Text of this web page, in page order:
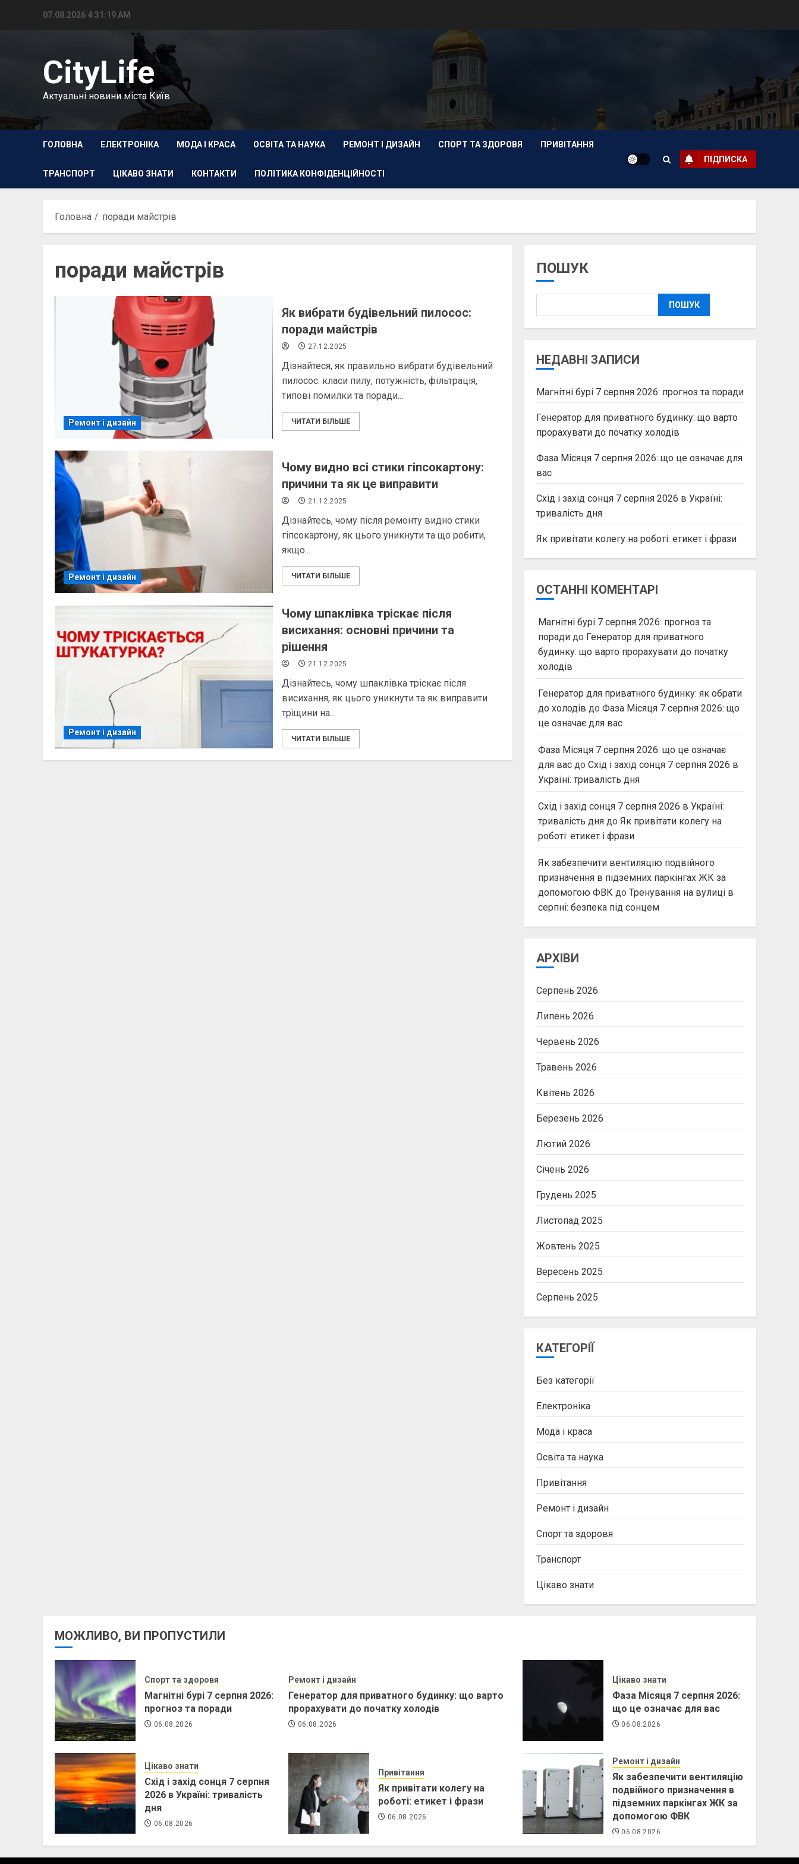
07.08.2026 4:31:20 AM
CityLife
Актуальні новини міста Київ
ГОЛОВНА ЕЛЕКТРОНІКА МОДА І КРАСА ОСВІТА ТА НАУКА РЕМОНТ І ДИЗАЙН СПОРТ ТА ЗДОРОВЯ ПРИВІТАННЯ
ТРАНСПОРТ ЦІКАВО ЗНАТИ КОНТАКТИ ПОЛІТИКА КОНФІДЕНЦІЙНОСТІ
ПІДПИСКА
Головна поради майстрів
поради майстрів
Ремонт і дизайн
Як вибрати будівельний пилосос:
поради майстрів
27.12.2025
Дізнайтеся, як правильно вибрати будівельний
пилосос: класи пилу, потужність, фільтрація,
типові помилки та поради...
ЧИТАТИ БІЛЬШЕ
Ремонт і дизайн
Чому видно всі стики гіпсокартону:
причини та як це виправити
21.12.2025
Дізнайтесь, чому після ремонту видно стики
гіпсокартону, як цього уникнути та що робити,
якщо...
ЧИТАТИ БІЛЬШЕ
Ремонт і дизайн
Чому шпаклівка тріскає після
висихання: основні причини та
рішення
21.12.2025
Дізнайтесь, чому шпаклівка тріскає після
висихання, як цього уникнути та як виправити
тріщини на...
ЧИТАТИ БІЛЬШЕ
ПОШУК
ПОШУК
НЕДАВНІ ЗАПИСИ
Магнітні бурі 7 серпня 2026: прогноз та поради
Генератор для приватного будинку: що варто
прорахувати до початку холодів
Фаза Місяця 7 серпня 2026: що це означає для
вас
Схід і захід сонця 7 серпня 2026 в Україні:
тривалість дня
Як привітати колегу на роботі: етикет і фрази
ОСТАННІ КОМЕНТАРІ
Магнітні бурі 7 серпня 2026: прогноз та
порадидо Генератор для приватного
будинку: що варто прорахувати до початку
холодів
Генератор для приватного будинку: як обрати
до холодів до Фаза Місяця 7 серпня 2026: що
це означає для вас
Фаза Місяця 7 серпня 2026: що це означає
для васдо Схід і захід сонця 7 серпня 2026 в
Україні: тривалість дня
Схід і захід сонця 7 серпня 2026 в Україні:
тривалість днядо Як привітати колегу на
роботі: етикет і фрази
Як забезпечити вентиляцію подвійного
призначення в підземних паркінгах ЖК за
допомогою ФВКдо Тренування на вулиці в
серпні: безпека під сонцем
АРХІВИ
Серпень 2026
Липень 2026
Червень 2026
Травень 2026
Квітень 2026
Березень 2026
Лютий 2026
Січень 2026
Грудень 2025
Листопад 2025
Жовтень 2025
Вересень 2025
Серпень 2025
КАТЕГОРІЇ
Без категорії
Електроніка
Мода і краса
Освіта та наука
Привітання
Ремонт і дизайн
Спорт та здоровя
Транспорт
Цікаво знати
МОЖЛИВО, ВИ ПРОПУСТИЛИ
Спорт та здоровя
Магнітні бурі 7 серпня 2026:
прогноз та поради
06.08.2026
Ремонт і дизайн
Генератор для приватного будинку: що варто
прорахувати до початку холодів
06.08.2026
Цікаво знати
Фаза Місяця 7 серпня 2026:
що це означає для вас
06.08.2026
Цікаво знати
Схід і захід сонця 7 серпня
2026 в Україні: тривалість
дня
06.08.2026
Привітання
Як привітати колегу на
роботі: етикет і фрази
06.08.2026
Ремонт і дизайн
Як забезпечити вентиляцію
подвійного призначення в
підземних паркінгах ЖК за
допомогою ФВК
06.08.2026